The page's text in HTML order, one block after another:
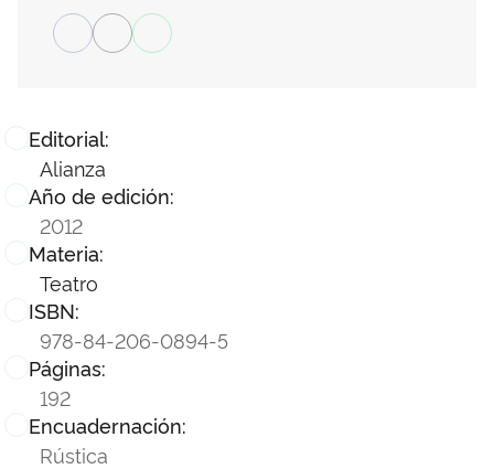
Editorial:
Alianza
Año de edición:
2012
Materia:
Teatro
ISBN:
978-84-206-0894-5
Páginas:
192
Encuadernación:
Rústica